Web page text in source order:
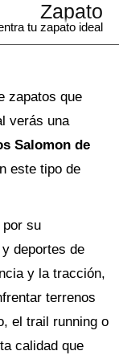
Zapato
tu zapato ideal
zapatos que
verás una
Salomon de
este tipo de
por su
deportes de
y la tracción,
terrenos
el trail running o
calidad que